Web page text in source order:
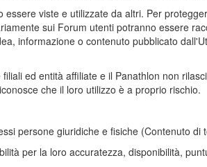
viste e utilizzate da altri. Per
sui Forum utenti potranno essere
informazione o contenuto pubblicato
ed entità affiliate e il Panathlon non
che il loro utilizzo è a proprio rischio.
persone giuridiche e fisiche (Contenuto di
per la loro accuratezza, disponibilità,